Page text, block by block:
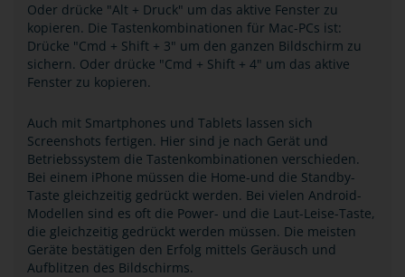
Oder drücke "Alt + Druck" um das aktive Fenster zu
kopieren. Die Tastenkombinationen für Mac-PCs ist:
Drücke "Cmd + Shift + 3" um den ganzen Bildschirm zu
sichern. Oder drücke "Cmd + Shift + 4" um das aktive
Fenster zu kopieren.
Auch mit Smartphones und Tablets lassen sich
Screenshots fertigen. Hier sind je nach Gerät und
Betriebssystem die Tastenkombinationen verschieden.
Bei einem iPhone müssen die Home-und die Standby-
Taste gleichzeitig gedrückt werden. Bei vielen Android-
Modellen sind es oft die Power- und die Laut-Leise-Taste,
die gleichzeitig gedrückt werden müssen. Die meisten
Geräte bestätigen den Erfolg mittels Geräusch und
Aufblitzen des Bildschirms.